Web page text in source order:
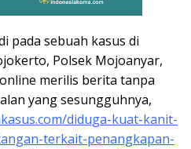
pada sebuah kasus di
Polsek Mojoanyar,
merilis berita tanpa
yang sesungguhnya,
diduga-kuat-kanit-
terkait-penangkapan-